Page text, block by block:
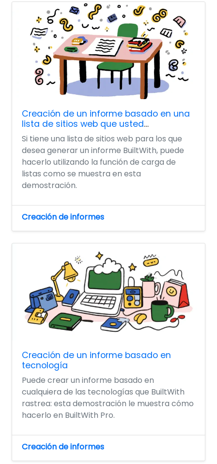
Creación de un informe basado en una
lista de sitios web que usted
proporciona
Si tiene una lista de sitios web para los que
desea generar un informe BuiltWith, puede
hacerlo utilizando la función de carga de
listas como se muestra en esta
demostración.
Creación de informes
Creación de un informe basado en
tecnología
Puede crear un informe basado en
cualquiera de las tecnologías que BuiltWith
rastrea: esta demostración le muestra cómo
hacerlo en BuiltWith Pro.
Creación de informes